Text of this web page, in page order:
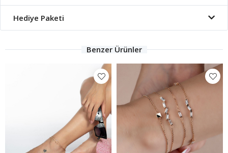
Hediye Paketi
Benzer Ürünler